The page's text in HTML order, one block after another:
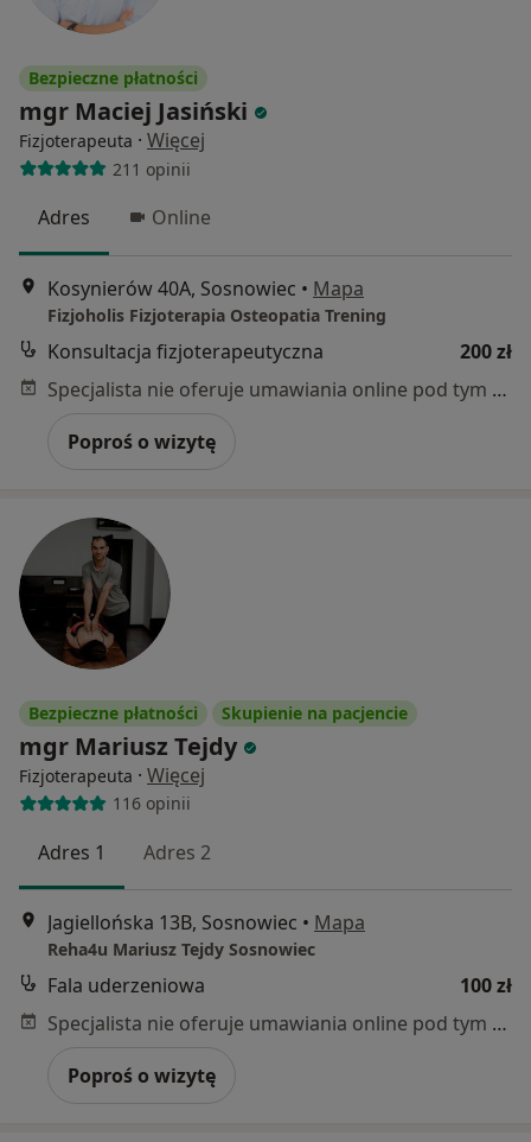
Bezpieczne płatności
mgr Maciej Jasiński
Fizjoterapeuta · Więcej
211 opinii
Adres Online
Kosynierów 40A, Sosnowiec • Mapa
Fizjoholis Fizjoterapia Osteopatia Trening
Konsultacja fizjoterapeutyczna
200 zł
Specjalista nie oferuje umawiania online pod tym adresem.
Poproś o wizytę
Bezpieczne płatności Skupienie na pacjencie
mgr Mariusz Tejdy
Fizjoterapeuta · Więcej
116 opinii
Adres 1 Adres 2
Jagiellońska 13B, Sosnowiec • Mapa
Reha4u Mariusz Tejdy Sosnowiec
Fala uderzeniowa
100 zł
Specjalista nie oferuje umawiania online pod tym adresem.
Poproś o wizytę